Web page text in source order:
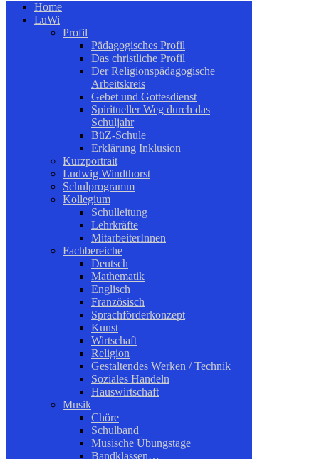
Home
LuWi
Profil
Pädagogisches Profil
Das christliche Profil
Der Religionspädagogische
Arbeitskreis
Gebet und Gottesdienst
Spiritueller Weg durch das
Schuljahr
BüZ-Schule
Erklärung Inklusion
Kurzportrait
Ludwig Windthorst
Schulprogramm
Kollegium
Schulleitung
Lehrkräfte
MitarbeiterInnen
Fachbereiche
Deutsch
Mathematik
Englisch
Französisch
Sprachförderkonzept
Kunst
Wirtschaft
Religion
Gestaltendes Werken / Technik
Soziales Handeln
Hauswirtschaft
Musik
Chöre
Schulband
Musische Übungstage
Bandklassen…